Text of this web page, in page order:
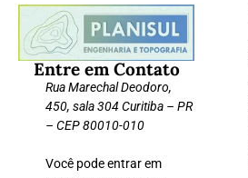
Entre em Contato
Rua Marechal Deodoro,
450, sala 304 Curitiba – PR
– CEP 80010-010
Você pode entrar em